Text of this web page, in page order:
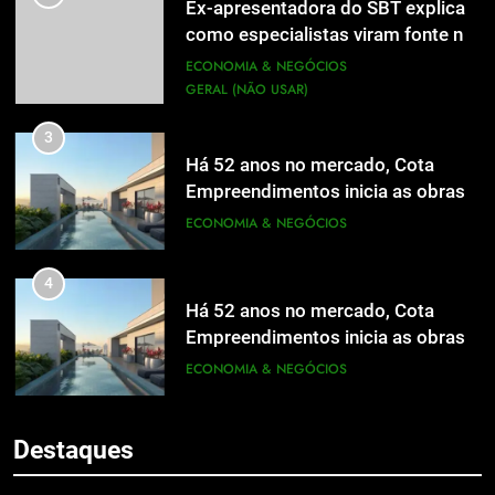
Ex-apresentadora do SBT explica
como especialistas viram fonte na
mídia
ECONOMIA & NEGÓCIOS
GERAL (NÃO USAR)
3
Há 52 anos no mercado, Cota
Empreendimentos inicia as obras
do Cota 365 e apresenta uma nova
ECONOMIA & NEGÓCIOS
4
Há 52 anos no mercado, Cota
Empreendimentos inicia as obras
do Cota 365 e apresenta uma nova
ECONOMIA & NEGÓCIOS
Destaques
5
ECONOMIA & NEGÓCIOS